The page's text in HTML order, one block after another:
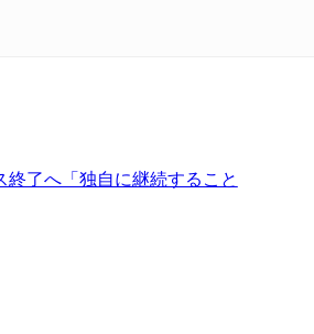
了へ「独自に継続すること